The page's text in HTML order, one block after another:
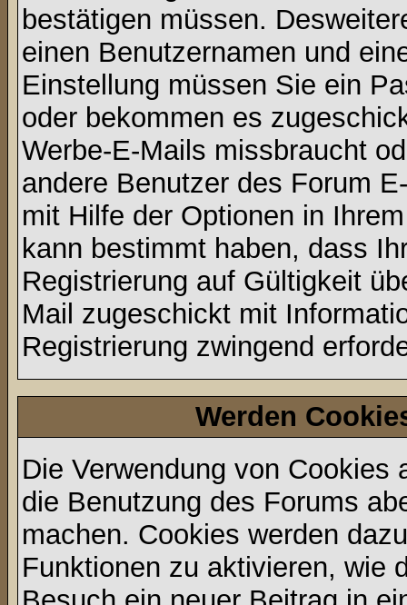
bestätigen müssen.
einen Benutzernamen und
Einstellung müssen Sie ein
oder bekommen es
Werbe-E-Mails missbraucht
andere Benutzer des Forum
mit Hilfe der Optionen in
kann bestimmt haben, dass
Registrierung auf Gültigkeit
Mail zugeschickt mit
Registrierung zwingend
Werden
Die Verwendung von
die Benutzung des Forums
machen. Cookies werden
Funktionen zu aktivieren, wie